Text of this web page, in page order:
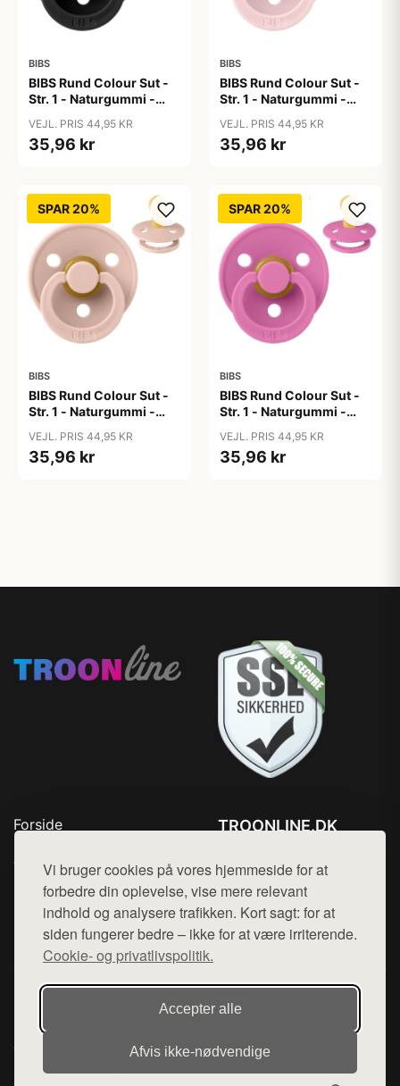
Vi bruger cookies på vores hjemmeside for at
forbedre din oplevelse, vise mere relevant
indhold og analysere trafikken. Kort sagt: for at
siden fungerer bedre – ikke for at være irriterende.
Cookie- og privatlivspolitik.
Accepter alle
Afvis ikke‑nødvendige
BIBS
BIBS Rund Colour Sut -
Str. 1 - Naturgummi -
VEJL. PRIS 44,95 KR
35,96 kr
BIBS
BIBS Rund Colour Sut -
Str. 1 - Naturgummi -
VEJL. PRIS 44,95 KR
35,96 kr
SPAR 20%
BIBS
BIBS Rund Colour Sut -
Str. 1 - Naturgummi -
VEJL. PRIS 44,95 KR
35,96 kr
SPAR 20%
BIBS
BIBS Rund Colour Sut -
Str. 1 - Naturgummi -
VEJL. PRIS 44,95 KR
35,96 kr
Forside
Top Rabatter
Blog
Kontakt
TROONLINE.DK
Mail: hej@want.dk
Cookie- og privatlivspolitik
Denne side er en del af want.dk, der udgiver en række
hjemmesider med præsentation af forskellige produkter fra
diverse webshops. Der sælges ikke varer fra denne side - vi
henviser til de shops, som sælger varen. Vi har heller ikke